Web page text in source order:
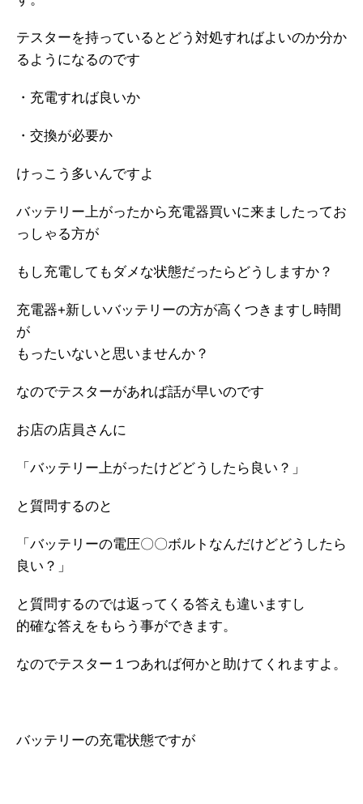
テスターを持っているとどう対処すればよいのか分か
るようになるのです
・充電すれば良いか
・交換が必要か
けっこう多いんですよ
バッテリー上がったから充電器買いに来ましたってお
っしゃる方が
もし充電してもダメな状態だったらどうしますか？
充電器+新しいバッテリーの方が高くつきますし時間
が
もったいないと思いませんか？
なのでテスターがあれば話が早いのです
お店の店員さんに
「バッテリー上がったけどどうしたら良い？」
と質問するのと
「バッテリーの電圧〇〇ボルトなんだけどどうしたら
良い？」
と質問するのでは返ってくる答えも違いますし
的確な答えをもらう事ができます。
なのでテスター１つあれば何かと助けてくれますよ。
バッテリーの充電状態ですが